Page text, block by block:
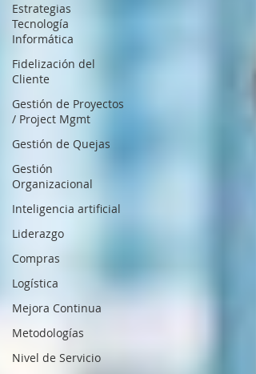
Estrategias
Tecnología
Informática
Fidelización del
Cliente
Gestión de Proyectos
/ Project Mgmt
Gestión de Quejas
Gestión
Organizacional
Inteligencia artificial
Liderazgo
Compras
Logística
Mejora Continua
Metodologías
Nivel de Servicio